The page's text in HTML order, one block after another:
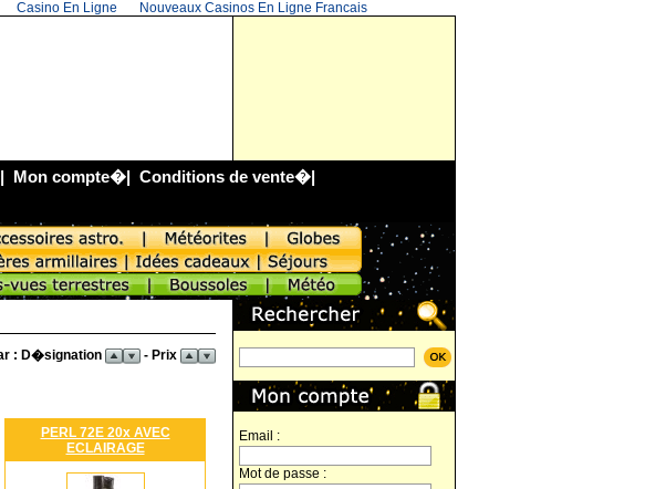
Casino En Ligne Nouveaux Casinos En Ligne Francais
Mon compte�| Conditions de vente�|
: D�signation
- Prix
PERL 72E 20x AVEC
ECLAIRAGE
Email :
Mot de passe :